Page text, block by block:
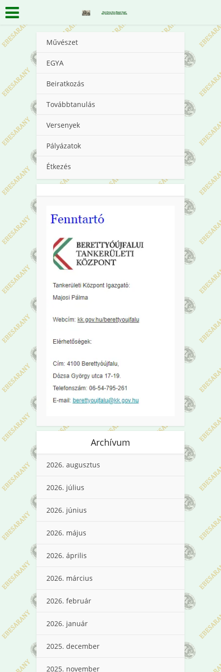
Művészet
EGYA
Beiratkozás
Továbbtanulás
Versenyek
Pályázatok
Étkezés
Archívum
2026. augusztus
2026. július
2026. június
2026. május
2026. április
2026. március
2026. február
2026. január
2025. december
2025. november